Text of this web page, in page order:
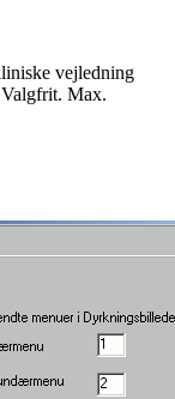
vejledning
Max.